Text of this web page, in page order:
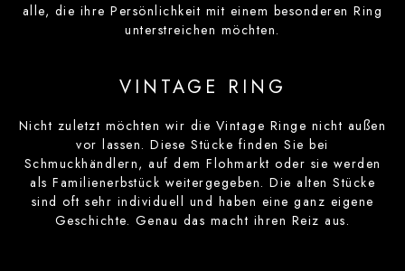
alle, die ihre Persönlichkeit mit einem besonderen Ring
unterstreichen möchten.
VINTAGE RING
Nicht zuletzt möchten wir die Vintage Ringe nicht außen
vor lassen. Diese Stücke finden Sie bei
Schmuckhändlern, auf dem Flohmarkt oder sie werden
als Familienerbstück weitergegeben. Die alten Stücke
sind oft sehr individuell und haben eine ganz eigene
Geschichte. Genau das macht ihren Reiz aus.